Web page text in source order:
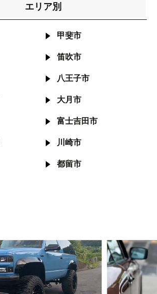
エリア別
甲斐市
笛吹市
八王子市
大月市
富士吉田市
川崎市
都留市